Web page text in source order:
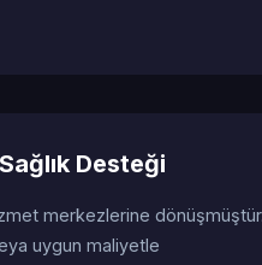
Desteği
merkezlerine dönüşmüştür.
uygun maliyetle